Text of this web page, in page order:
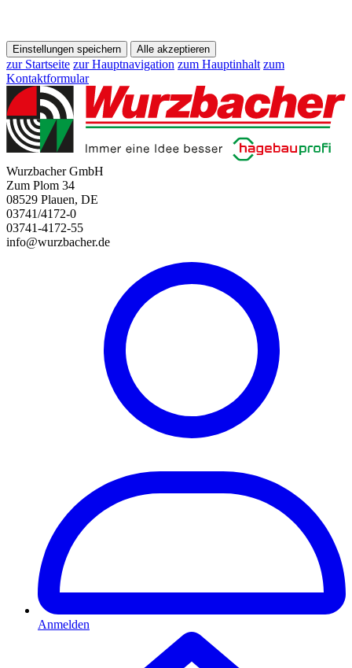
Einstellungen speichern Alle akzeptieren
zur Startseite zur Hauptnavigation zum Hauptinhalt zum
Kontaktformular
Wurzbacher GmbH
Zum Plom 34
08529 Plauen, DE
03741/4172-0
03741-4172-55
info@wurzbacher.de
Anmelden